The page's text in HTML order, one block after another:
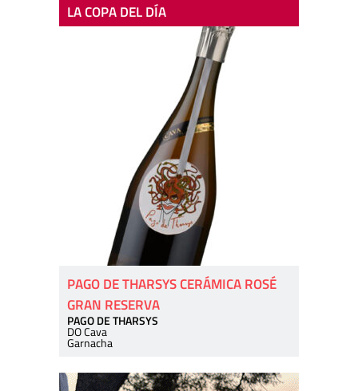
LA COPA DEL DÍA
PAGO DE THARSYS CERÁMICA ROSÉ
GRAN RESERVA
PAGO DE THARSYS
DO Cava
Garnacha